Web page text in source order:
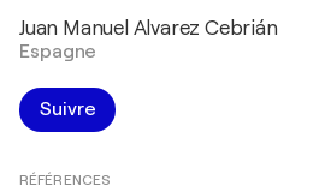
Juan Manuel Alvarez Cebrián
Espagne
Suivre
RÉFÉRENCES